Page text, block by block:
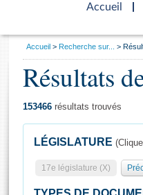
Accueil
d'accueil
Présidence
Séance publique
Général
Rôle et pouvoirs de
Visiter l'Assemblée
Vous
Accueil Recherche sur...
Résultats
153466 résultats trouvés
LÉGISLATURE
17e législature (X)